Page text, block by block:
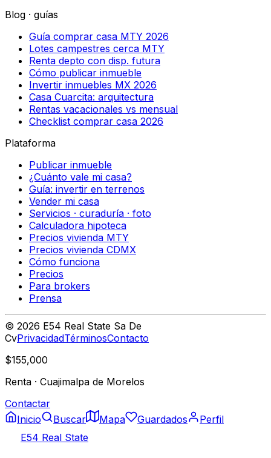
Blog · guías
Guía comprar casa MTY 2026
Lotes campestres cerca MTY
Renta depto con disp. futura
Cómo publicar inmueble
Invertir inmuebles MX 2026
Casa Cuarcita: arquitectura
Rentas vacacionales vs mensual
Checklist comprar casa 2026
Plataforma
Publicar inmueble
¿Cuánto vale mi casa?
Guía: invertir en terrenos
Vender mi casa
Servicios · curaduría · foto
Calculadora hipoteca
Precios vivienda MTY
Precios vivienda CDMX
Cómo funciona
Precios
Para brokers
Prensa
© 2026 E54 Real State Sa De
CvPrivacidadTérminosContacto
$155,000
Renta · Cuajimalpa de Morelos
Contactar
Inicio
Buscar Mapa Guardados
Perfil
E54 Real State